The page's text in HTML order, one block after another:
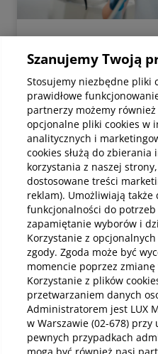
Zapalenie tkanek
przyczyny, objawy i
Zapalenie tkanek
stan zapalny rozwijający
otaczających
Najczęściej jest
zaczyna się w miazdze
przechodzi poza jego
powodować silny ból, ale
przypadkowo podczas
radiologicznego. Dlatego
nie odkładać wizyty u
gdy pojawia się ból zęba
obrzęk dziąsła albo
Czytaj
Szanujemy Twoją
Stosujemy niezbędne pliki
prawidłowe
partnerzy możemy
opcjonalne pliki cookies w
analitycznych i
cookies służą do
korzystania z naszej
dostosowane treści
reklam). Umożliwiają
funkcjonalności do
zapamiętanie wyborów i
Korzystanie z
zgody. Zgoda może być
momencie poprzez
Korzystanie z plików
przetwarzaniem danych
Administratorem jest LUX
w Warszawie (02-678)
pewnych przypadkach